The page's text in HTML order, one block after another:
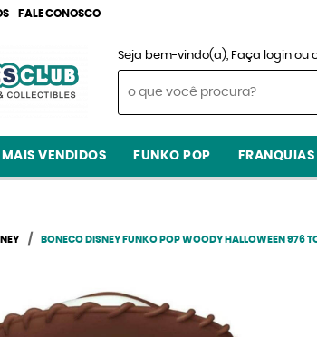
FALE CONOSCO
Seja bem-vindo(a), Faça login ou
MAIS VENDIDOS FUNKO POP FRANQUIAS
BONECO DISNEY FUNKO POP WOODY HALLOWEEN 976